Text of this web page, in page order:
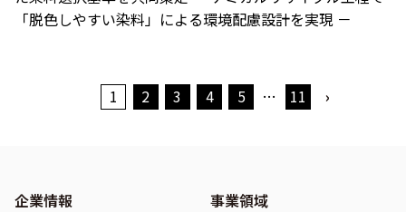
「脱色しやすい染料」による環境配慮設計を実現 －
1 2 3 4 5 … 11 ›
企業情報 事業領域